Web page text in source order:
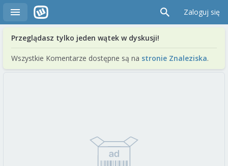
Zaloguj się
Przeglądasz tylko jeden wątek w dyskusji!
Wszystkie Komentarze dostępne są na stronie Znaleziska.